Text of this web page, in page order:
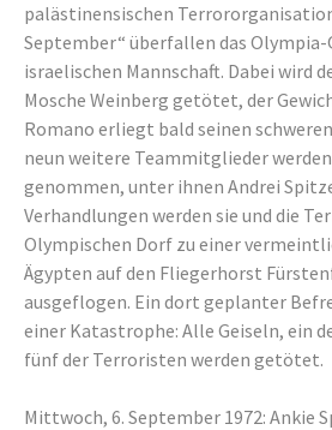
palästinensischen
September“ überfallen das
israelischen Mannschaft. Dabei wird
Mosche Weinberg getötet, der
Romano erliegt bald seinen
neun weitere Teammitglieder
genommen, unter ihnen Andrei
Verhandlungen werden sie und die
Olympischen Dorf zu einer
Ägypten auf den Fliegerhorst
ausgeflogen. Ein dort geplanter
einer Katastrophe: Alle Geiseln, ein
fünf der Terroristen werden getötet.
Mittwoch, 6. September 1972: Ankie